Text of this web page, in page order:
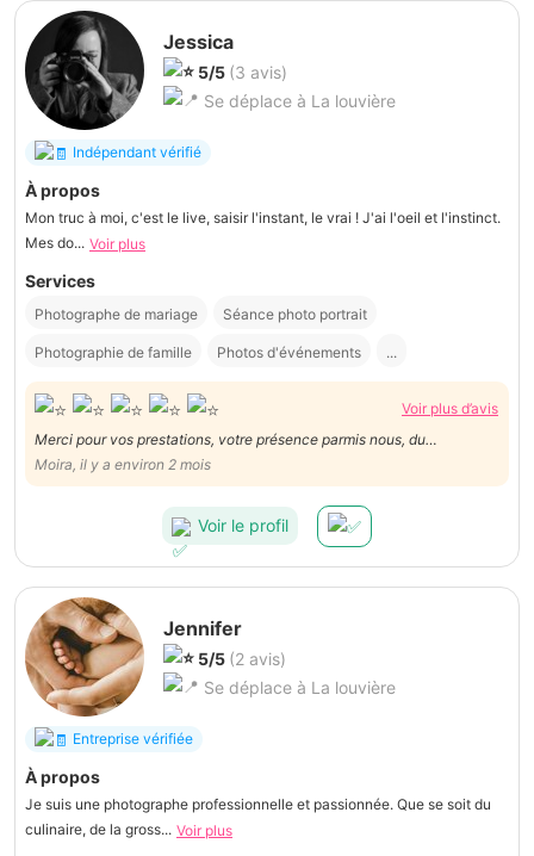
Jessica
5/5 (3 avis)
Se déplace à La louvière
Indépendant vérifié
À propos
Mon truc à moi, c'est le live, saisir l'instant, le vrai ! J'ai l'oeil et l'instinct.
Mes do... Voir plus
Services
Photographe de mariage Séance photo portrait
Photographie de famille Photos d'événements ...
Voir plus d’avis
Merci pour vos prestations, votre présence parmis nous, du
maquillage au photos dans la communes de fosses. Dans votre
investiment dans la préparation. Les filles et la futurs mariée vous
remercie de votre disponibilité et de votre bienveillance.
Moira, il y a environ 2 mois
Voir le profil
Jennifer
5/5 (2 avis)
Se déplace à La louvière
Entreprise vérifiée
À propos
Je suis une photographe professionnelle et passionnée. Que se soit du
culinaire, de la gross... Voir plus